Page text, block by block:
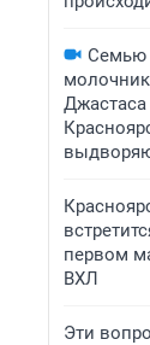
Семью
Джастаса
первом
ВХЛ
Эти